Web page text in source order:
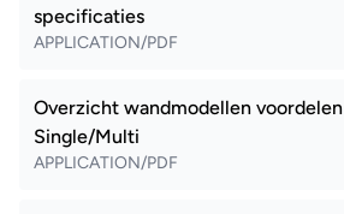
specificaties
APPLICATION/PDF
Overzicht wandmodellen voordelen
Single/Multi
APPLICATION/PDF